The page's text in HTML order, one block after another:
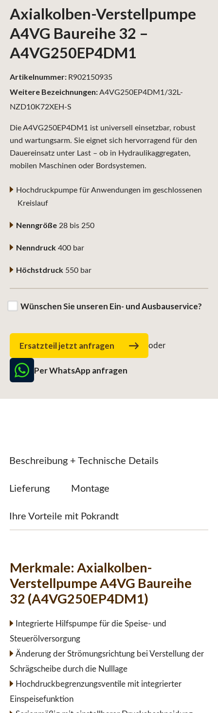
Axialkolben-Verstellpumpe
A4VG Baureihe 32 –
A4VG250EP4DM1
Die A4VG250EP4DM1 ist universell einsetzbar, robust
und wartungsarm. Sie eignet sich hervorragend für den
Dauereinsatz unter Last – ob in Hydraulikaggregaten,
mobilen Maschinen oder Bordsystemen.
Hochdruckpumpe für Anwendungen im geschlossenen
Kreislauf
Nenngröße 28 bis 250
Nenndruck 400 bar
Höchstdruck 550 bar
Wünschen Sie unseren Ein- und Ausbauservice?
Ersatzteil jetzt anfragen oder
Per WhatsApp anfragen
Weitere Bezeichnungen:A4VG250EP4DM1/32L-
NZD10K72XEH-S
Artikelnummer: R902150935
Beschreibung + Technische Details
Lieferung Montage
Ihre Vorteile mit Pokrandt
Merkmale: Axialkolben-
Verstellpumpe A4VG Baureihe
32 (A4VG250EP4DM1)
Integrierte Hilfspumpe für die Speise- und
Steuerölversorgung
Änderung der Strömungsrichtung bei Verstellung der
Schrägscheibe durch die Nulllage
Hochdruckbegrenzungsventile mit integrierter
Einspeisefunktion